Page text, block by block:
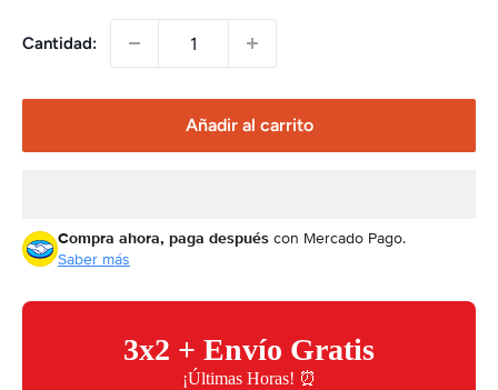
Cantidad:
Añadir al carrito
Compra ahora, paga después con Mercado Pago.
Saber más
3x2 + Envío Gratis
¡Últimas Horas! ⏰